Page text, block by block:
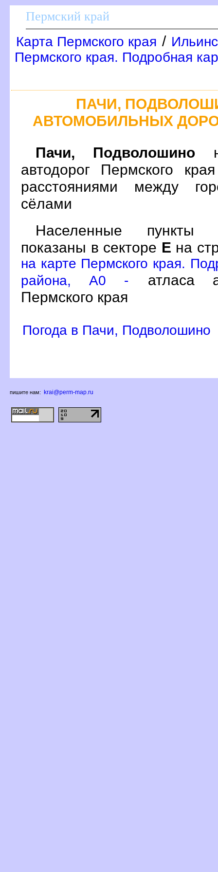
Пермский край
Карта Пермского края /
Пермского края. Подробная
ПАЧИ,
АВТОМОБИЛЬНЫХ
Пачи, Подволошино
автодорог Пермского
расстояниями между
сёлами
Населенные пункты
показаны в секторе Е на
на карте Пермского края.
района, A0 -
атласа
Пермского края
Погода в Пачи, Подволошино
пишите нам: krai@perm-map.ru